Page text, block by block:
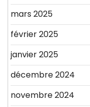
mars 2025
février 2025
janvier 2025
décembre 2024
novembre 2024